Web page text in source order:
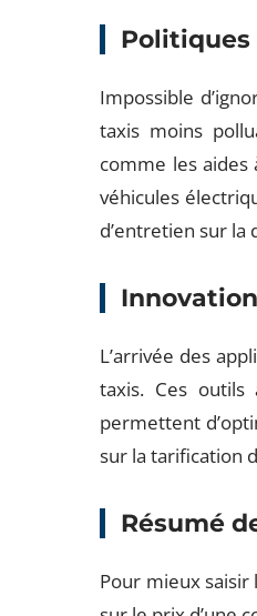
Impossible
taxis moins
comme les aides
véhicules
d’entretien sur la
L’arrivée des
taxis. Ces outils
permettent
sur la tarification
Résumé
Pour mieux saisir